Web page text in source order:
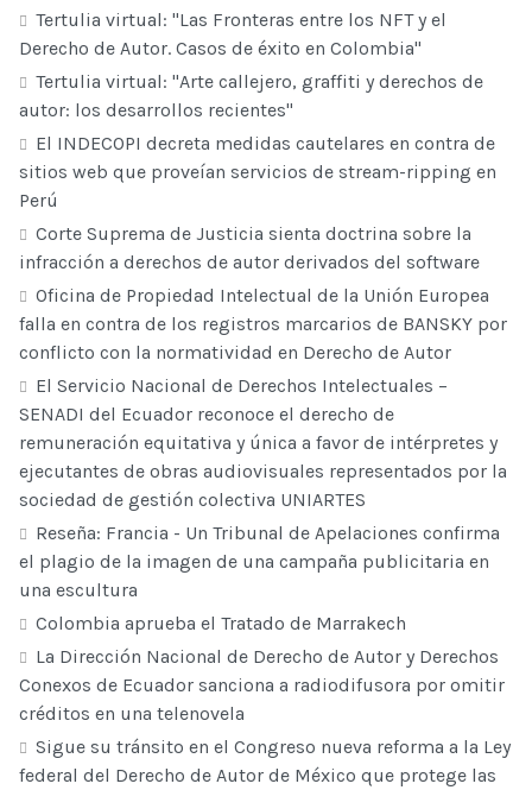
Tertulia virtual: "Las Fronteras entre los NFT y el
Derecho de Autor. Casos de éxito en Colombia"
Tertulia virtual: "Arte callejero, graffiti y derechos de
autor: los desarrollos recientes"
El INDECOPI decreta medidas cautelares en contra de
sitios web que proveían servicios de stream-ripping en
Perú
Corte Suprema de Justicia sienta doctrina sobre la
infracción a derechos de autor derivados del software
Oficina de Propiedad Intelectual de la Unión Europea
falla en contra de los registros marcarios de BANSKY por
conflicto con la normatividad en Derecho de Autor
El Servicio Nacional de Derechos Intelectuales –
SENADI del Ecuador reconoce el derecho de
remuneración equitativa y única a favor de intérpretes y
ejecutantes de obras audiovisuales representados por la
sociedad de gestión colectiva UNIARTES
Reseña: Francia - Un Tribunal de Apelaciones confirma
el plagio de la imagen de una campaña publicitaria en
una escultura
Colombia aprueba el Tratado de Marrakech
La Dirección Nacional de Derecho de Autor y Derechos
Conexos de Ecuador sanciona a radiodifusora por omitir
créditos en una telenovela
Sigue su tránsito en el Congreso nueva reforma a la Ley
federal del Derecho de Autor de México que protege las